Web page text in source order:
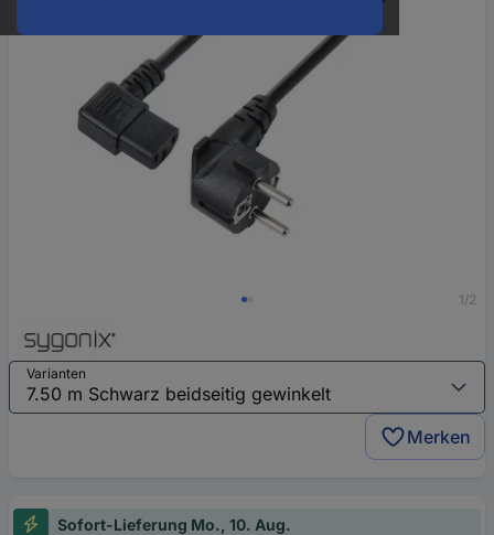
1/2
Varianten
Merken
Sofort-Lieferung Mo., 10. Aug.